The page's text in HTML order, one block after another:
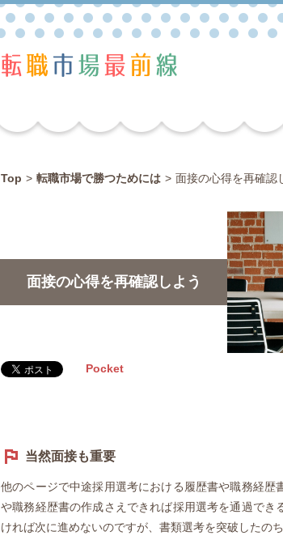
Top > 転職市場で勝つためには > 面接の心得を再確認
面接の心得を再確認しよう
Pocket
当然面接も重要
他のページで中途採用選考における履歴書や職務経
や職務経歴書の作成さえできれば採用選考を通過で
ければ次に進めないのですが、書類選考を突破したの